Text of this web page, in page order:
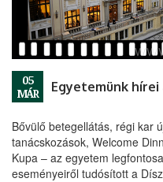
05
MÁR
Egyetemünk
Bővülő betegellátás, régi kar
tanácskozások, Welcome
Kupa – az egyetem
eseményeiről tudósított a